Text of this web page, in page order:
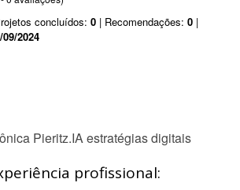
concluídos: 0 | Recomendações: 0 |
09/2024
Pieritz.IA estratégias digitais
profissional: